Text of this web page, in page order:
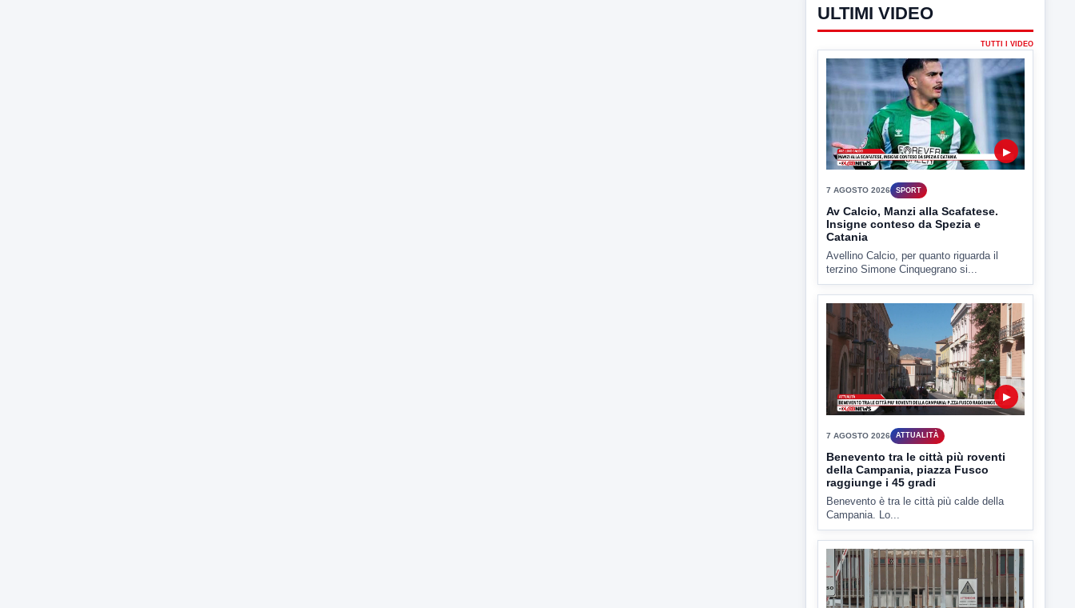
ULTIMI VIDEO
TUTTI I VIDEO
▶
7 AGOSTO 2026 SPORT
Av Calcio, Manzi alla Scafatese.
Insigne conteso da Spezia e
Catania
Avellino Calcio, per quanto riguarda il
terzino Simone Cinquegrano si...
▶
7 AGOSTO 2026 ATTUALITÀ
Benevento tra le città più roventi
della Campania, piazza Fusco
raggiunge i 45 gradi
Benevento è tra le città più calde della
Campania. Lo...